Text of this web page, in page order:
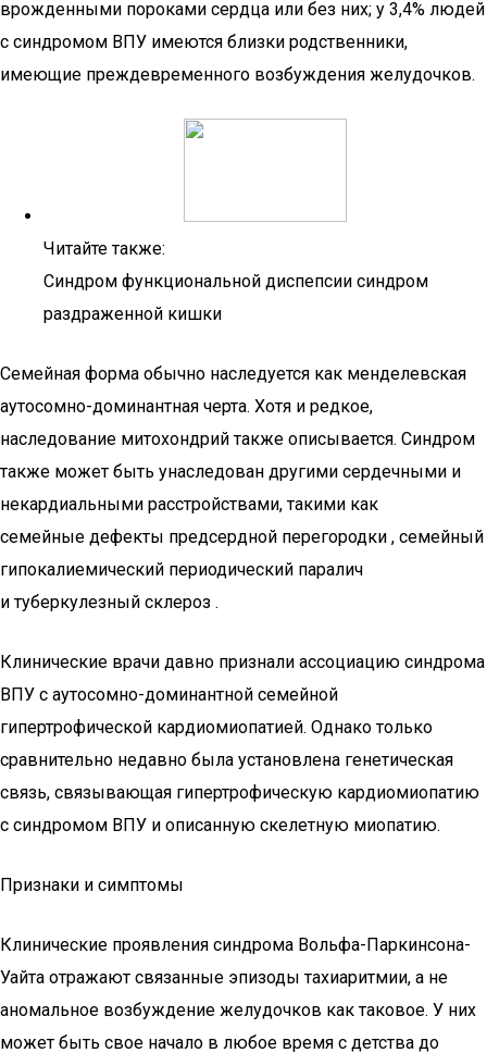
врожденными пороками сердца или без них; у 3,4% людей
с синдромом ВПУ имеются близки родственники,
имеющие преждевременного возбуждения желудочков.
Читайте также:
Синдром функциональной диспепсии синдром
раздраженной кишки
Семейная форма обычно наследуется как менделевская
аутосомно-доминантная черта. Хотя и редкое,
наследование митохондрий также описывается. Синдром
также может быть унаследован другими сердечными и
некардиальными расстройствами, такими как
семейные дефекты предсердной перегородки , семейный
гипокалиемический периодический паралич
и туберкулезный склероз .
Клинические врачи давно признали ассоциацию синдрома
ВПУ с аутосомно-доминантной семейной
гипертрофической кардиомиопатией. Однако только
сравнительно недавно была установлена генетическая
связь, связывающая гипертрофическую кардиомиопатию
с синдромом ВПУ и описанную скелетную миопатию.
Признаки и симптомы
Клинические проявления синдрома Вольфа-Паркинсона-
Уайта отражают связанные эпизоды тахиаритмии, а не
аномальное возбуждение желудочков как таковое. У них
может быть свое начало в любое время с детства до